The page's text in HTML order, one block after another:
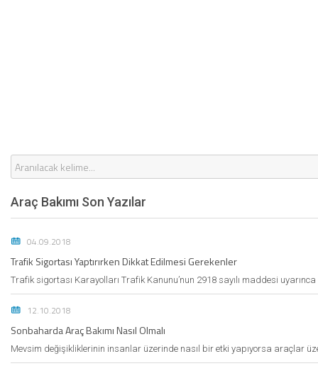
Araç Bakımı Son Yazılar
04.09.2018
Trafik Sigortası Yaptırırken Dikkat Edilmesi Gerekenler
Trafik sigortası Karayolları Trafik Kanunu’nun 2918 sayılı maddesi
12.10.2018
Sonbaharda Araç Bakımı Nasıl Olmalı
Mevsim değişikliklerinin insanlar üzerinde nasıl bir etki yapıyorsa araçlar